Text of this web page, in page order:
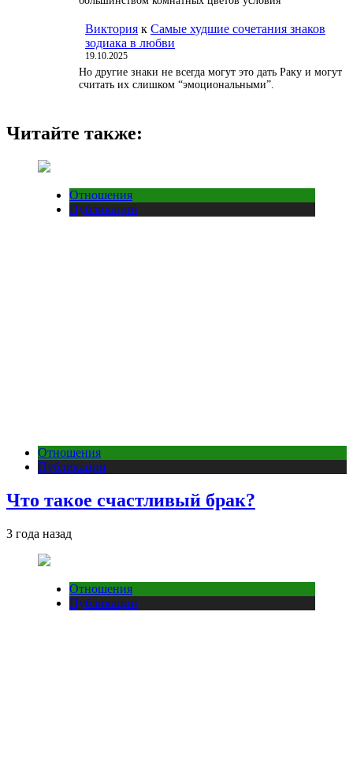
Виктория к Самые худшие сочетания знаков
зодиака в любви
19.10.2025
Но другие знаки не всегда могут это дать Раку и могут
считать их слишком “эмоциональными”.
Читайте также:
Отношения
Публикации
Отношения
Публикации
Что такое счастливый брак?
3 года назад
Отношения
Публикации